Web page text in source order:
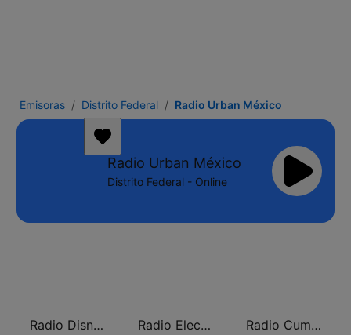
Emisoras Distrito Federal Radio Urban México
Radio Urban México
Distrito Federal - Online
Radio Disney México Radio Electro México Radio Cumbia México